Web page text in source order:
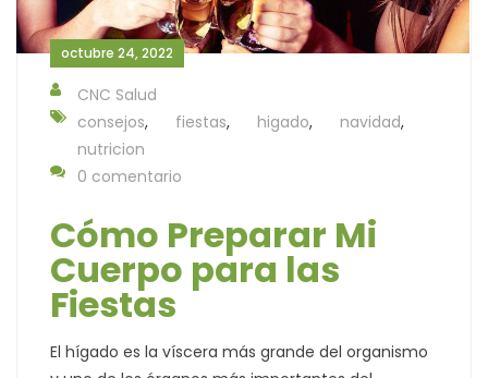
octubre 24, 2022
CNC Salud
consejos, fiestas, higado, navidad,
nutricion
0 comentario
Cómo Preparar Mi
Cuerpo para las
Fiestas
El hígado es la víscera más grande del organismo